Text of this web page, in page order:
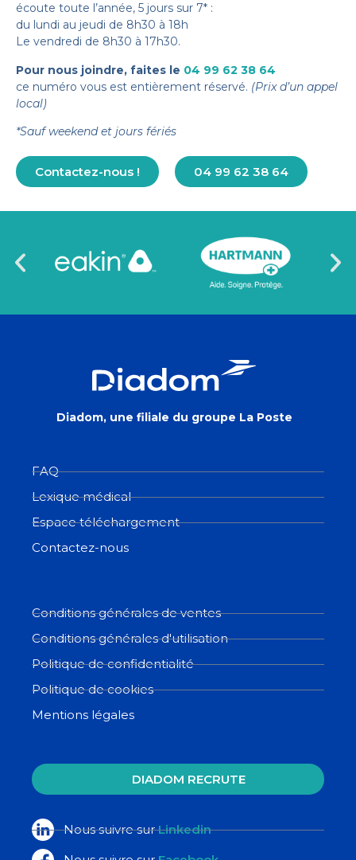
écoute toute l’année, 5 jours sur 7* :
du lundi au jeudi de 8h30 à 18h
Le vendredi de 8h30 à 17h30.
Pour nous joindre, faites le 04 99 62 38 64
ce numéro vous est entièrement réservé. (Prix d’un appel
local)
*Sauf weekend et jours fériés
Contactez-nous ! 04 99 62 38 64
Diadom, une filiale du groupe La Poste
FAQ
Lexique médical
Espace téléchargement
Contactez-nous
Conditions générales de ventes
Conditions générales d'utilisation
Politique de confidentialité
Politique de cookies
Mentions légales
DIADOM RECRUTE
Nous suivre surLinkedin